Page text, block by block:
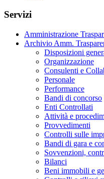
Servizi
Amministrazione
Archivio Amm.
Disposizioni
Organizzazione
Consulenti e
Personale
Performance
Bandi di concorso
Enti Controllati
Attività e
Provvedimenti
Controlli sulle
Bandi di gara e
Sovvenzioni,
Bilanci
Beni immobili e